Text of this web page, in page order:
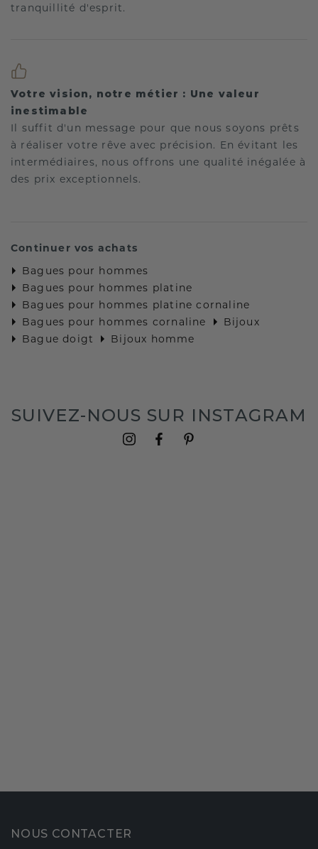
tranquillité d'esprit.
Votre vision, notre métier : Une valeur
inestimable
Il suffit d'un message pour que nous soyons prêts
à réaliser votre rêve avec précision. En évitant les
intermédiaires, nous offrons une qualité inégalée à
des prix exceptionnels.
Continuer vos achats
Bagues pour hommes
Bagues pour hommes platine
Bagues pour hommes platine cornaline
Bagues pour hommes cornaline
Bijoux
Bague doigt
Bijoux homme
SUIVEZ-NOUS SUR INSTAGRAM
NOUS CONTACTER